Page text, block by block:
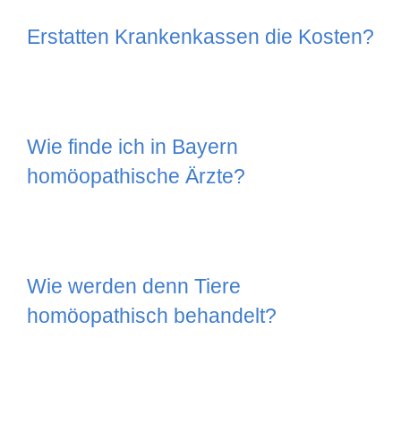
Erstatten Krankenkassen die Kosten?
Wie finde ich in Bayern
homöopathische Ärzte?
Wie werden denn Tiere
homöopathisch behandelt?